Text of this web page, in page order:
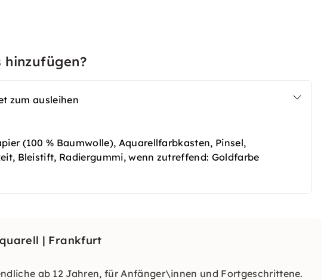
hinzufügen?
zum ausleihen
(100 % Baumwolle), Aquarellfarbkasten, Pinsel,
Bleistift, Radiergummi, wenn zutreffend: Goldfarbe
| Frankfurt
ab 12 Jahren, für Anfänger\innen und Fortgeschrittene.